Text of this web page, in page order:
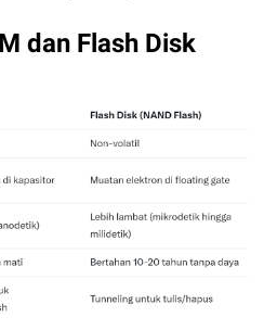
dan Flash Disk